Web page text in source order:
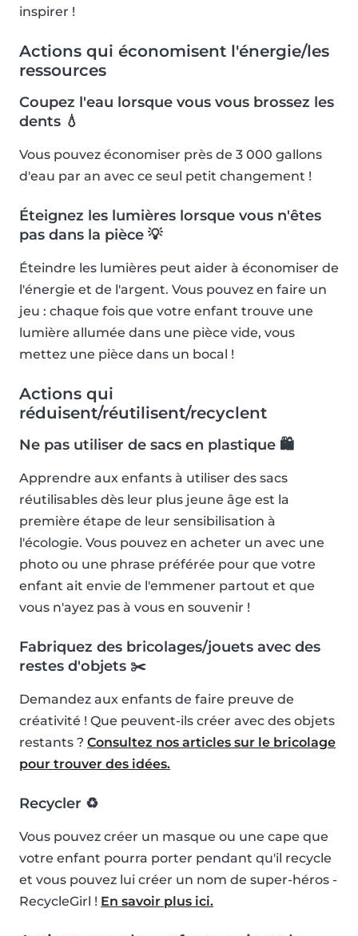
inspirer !
Actions qui économisent l'énergie/les
ressources
Coupez l'eau lorsque vous vous brossez les
dents 💧
Vous pouvez économiser près de 3 000 gallons
d'eau par an avec ce seul petit changement !
Éteignez les lumières lorsque vous n'êtes
pas dans la pièce 💡
Éteindre les lumières peut aider à économiser de
l'énergie et de l'argent. Vous pouvez en faire un
jeu : chaque fois que votre enfant trouve une
lumière allumée dans une pièce vide, vous
mettez une pièce dans un bocal !
Actions qui
réduisent/réutilisent/recyclent
Ne pas utiliser de sacs en plastique 🛍
Apprendre aux enfants à utiliser des sacs
réutilisables dès leur plus jeune âge est la
première étape de leur sensibilisation à
l'écologie. Vous pouvez en acheter un avec une
photo ou une phrase préférée pour que votre
enfant ait envie de l'emmener partout et que
vous n'ayez pas à vous en souvenir !
Fabriquez des bricolages/jouets avec des
restes d'objets ✂️
Demandez aux enfants de faire preuve de
créativité ! Que peuvent-ils créer avec des objets
restants ? Consultez nos articles sur le bricolage
pour trouver des idées.
Recycler ♻️
Vous pouvez créer un masque ou une cape que
votre enfant pourra porter pendant qu'il recycle
et vous pouvez lui créer un nom de super-héros -
RecycleGirl ! En savoir plus ici.